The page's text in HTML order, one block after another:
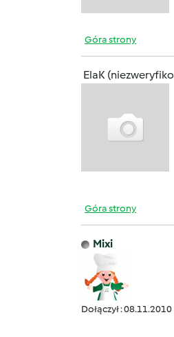
Góra strony
ElaK
Góra strony
Mixi
Dołączył : 08.11.2010